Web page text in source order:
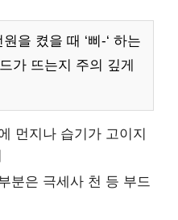
을 켰을 때 ‘삐-‘ 하는
가 뜨는지 주의 깊게
먼지나 습기가 고이지
분은 극세사 천 등 부드